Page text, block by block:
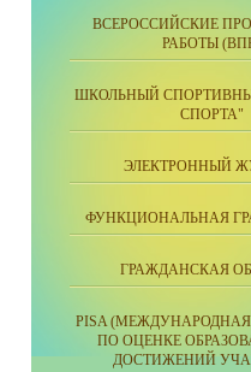
ВСЕРОССИЙСКИЕ
РАБОТЫ
ШКОЛЬНЫЙ
СПОРТА"
ЭЛЕКТРОННЫЙ
ФУНКЦИОНАЛЬНАЯ
ГРАЖДАНСКАЯ
PISA
ПО ОЦЕНКЕ
ДОСТИЖЕНИЙ